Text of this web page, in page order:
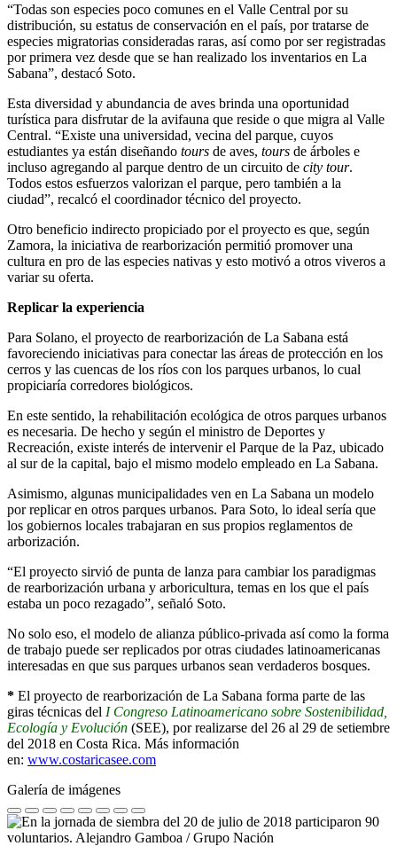
“Todas son especies poco comunes en el Valle Central por su
distribución, su estatus de conservación en el país, por tratarse de
especies migratorias consideradas raras, así como por ser registradas
por primera vez desde que se han realizado los inventarios en La
Sabana”, destacó Soto.
Esta diversidad y abundancia de aves brinda una oportunidad
turística para disfrutar de la avifauna que reside o que migra al Valle
Central. “Existe una universidad, vecina del parque, cuyos
estudiantes ya están diseñando tours de aves, tours de árboles e
incluso agregando al parque dentro de un circuito de city tour.
Todos estos esfuerzos valorizan el parque, pero también a la
ciudad”, recalcó el coordinador técnico del proyecto.
Otro beneficio indirecto propiciado por el proyecto es que, según
Zamora, la iniciativa de rearborización permitió promover una
cultura en pro de las especies nativas y esto motivó a otros viveros a
variar su oferta.
Replicar la experiencia
Para Solano, el proyecto de rearborización de La Sabana está
favoreciendo iniciativas para conectar las áreas de protección en los
cerros y las cuencas de los ríos con los parques urbanos, lo cual
propiciaría corredores biológicos.
En este sentido, la rehabilitación ecológica de otros parques urbanos
es necesaria. De hecho y según el ministro de Deportes y
Recreación, existe interés de intervenir el Parque de la Paz, ubicado
al sur de la capital, bajo el mismo modelo empleado en La Sabana.
Asimismo, algunas municipalidades ven en La Sabana un modelo
por replicar en otros parques urbanos. Para Soto, lo ideal sería que
los gobiernos locales trabajaran en sus propios reglamentos de
arborización.
“El proyecto sirvió de punta de lanza para cambiar los paradigmas
de rearborización urbana y arboricultura, temas en los que el país
estaba un poco rezagado”, señaló Soto.
No solo eso, el modelo de alianza público-privada así como la forma
de trabajo puede ser replicados por otras ciudades latinoamericanas
interesadas en que sus parques urbanos sean verdaderos bosques.
* El proyecto de rearborización de La Sabana forma parte de las
giras técnicas del I Congreso Latinoamericano sobre Sostenibilidad,
Ecología y Evolución (SEE), por realizarse del 26 al 29 de setiembre
del 2018 en Costa Rica. Más información
en: www.costaricasee.com
Galería de imágenes